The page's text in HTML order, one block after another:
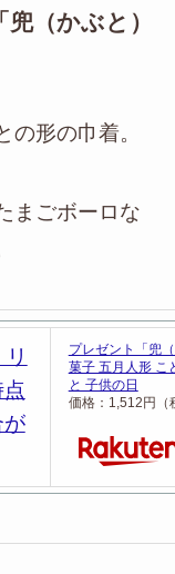
（かぶと）
形の巾着。
まごボーロな
プレゼント「兜
菓子 五月人形 こ
と 子供の日
価格：1,512円（